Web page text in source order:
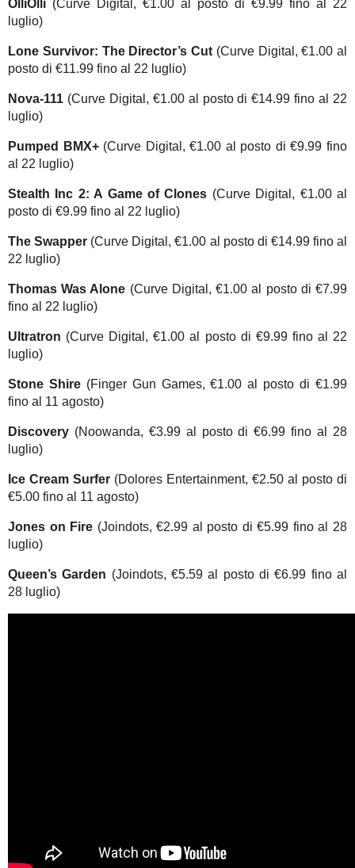
OlliOlli (Curve Digital, €1.00 al posto di €9.99 fino al 22
luglio)
Lone Survivor: The Director’s Cut (Curve Digital, €1.00 al
posto di €11.99 fino al 22 luglio)
Nova-111 (Curve Digital, €1.00 al posto di €14.99 fino al 22
luglio)
Pumped BMX+(Curve Digital, €1.00 al posto di €9.99 fino
al 22 luglio)
Stealth Inc 2: A Game of Clones (Curve Digital, €1.00 al
posto di €9.99 fino al 22 luglio)
The Swapper (Curve Digital, €1.00 al posto di €14.99 fino al
22 luglio)
Thomas Was Alone (Curve Digital, €1.00 al posto di €7.99
fino al 22 luglio)
Ultratron (Curve Digital, €1.00 al posto di €9.99 fino al 22
luglio)
Stone Shire(Finger Gun Games, €1.00 al posto di €1.99
fino al 11 agosto)
Discovery (Noowanda, €3.99 al posto di €6.99 fino al 28
luglio)
Ice Cream Surfer (Dolores Entertainment, €2.50 al posto di
€5.00 fino al 11 agosto)
Jones on Fire (Joindots, €2.99 al posto di €5.99 fino al 28
luglio)
Queen’s Garden (Joindots, €5.59 al posto di €6.99 fino al
28 luglio)